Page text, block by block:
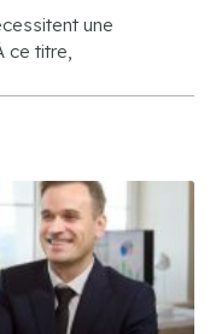
une
ce titre,